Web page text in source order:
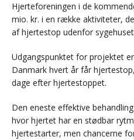
Hjerteforeningen i de
mio. kr. i en række aktiviteter,
af hjertestop udenfor
Udgangspunktet for projektet
Danmark hvert år får
dage efter hjertestoppet.
Den eneste effektive
hvor hjertet har en stødbar
hjertestarter, men chancerne